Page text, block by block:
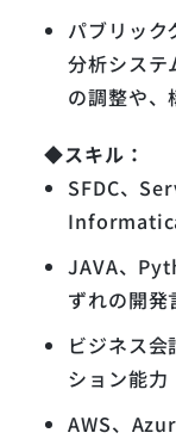
パブリック
分析システ
の調整や、
◆スキル：
SFDC、
JAVA、
ずれの開発
ビジネス会
ション能力
AWS、